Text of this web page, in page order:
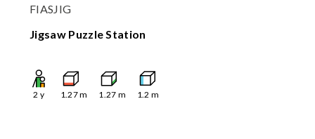
FIASJIG
Jigsaw Puzzle Station
2 y 1.27m 1.27 m 1.2 m